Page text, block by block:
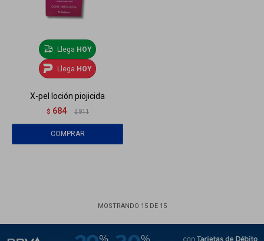
Llega HOY
Llega HOY
X-pel loción piojicida
$ 684 $ 911
MOSTRANDO 15DE 15